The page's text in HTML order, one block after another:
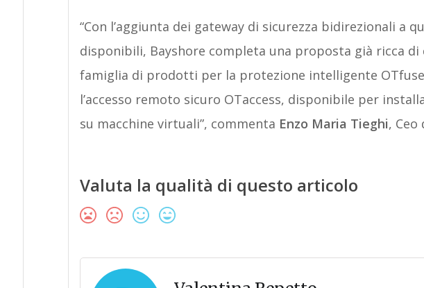
“Con l’aggiunta dei gateway di sicurezza bidirezionali a
disponibili, Bayshore completa una proposta già ricca di
famiglia di prodotti per la protezione intelligente
l’accesso remoto sicuro OTaccess, disponibile per
su macchine virtuali”, commenta Enzo Maria Tieghi, Ceo
Valuta la qualità di questo articolo